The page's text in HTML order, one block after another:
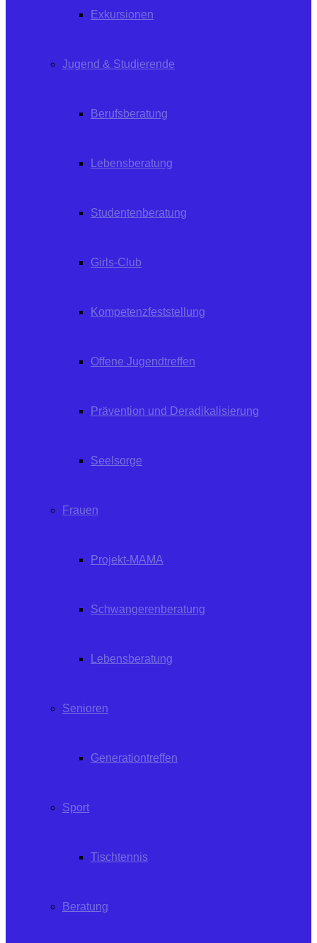
Exkursionen
Jugend & Studierende
Berufsberatung
Lebensberatung
Studentenberatung
Girls-Club
Kompetenzfeststellung
Offene Jugendtreffen
Prävention und Deradikalisierung
Seelsorge
Frauen
Projekt-MAMA
Schwangerenberatung
Lebensberatung
Senioren
Generationtreffen
Sport
Tischtennis
Beratung